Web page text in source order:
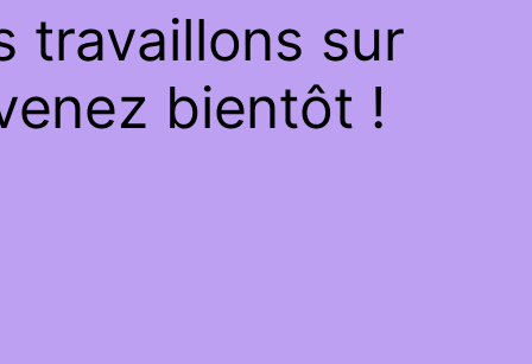
travaillons sur
bientôt !